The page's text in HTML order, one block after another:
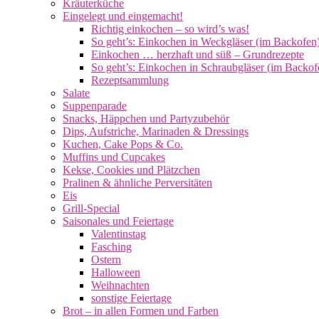
Kräuterküche
Eingelegt und eingemacht!
Richtig einkochen – so wird’s was!
So geht’s: Einkochen in Weckgläser (im
Einkochen … herzhaft und süß – Grundrezepte
So geht’s: Einkochen in Schraubgläser (im
Rezeptsammlung
Salate
Suppenparade
Snacks, Häppchen und Partyzubehör
Dips, Aufstriche, Marinaden & Dressings
Kuchen, Cake Pops & Co.
Muffins und Cupcakes
Kekse, Cookies und Plätzchen
Pralinen & ähnliche Perversitäten
Eis
Grill-Special
Saisonales und Feiertage
Valentinstag
Fasching
Ostern
Halloween
Weihnachten
sonstige Feiertage
Brot – in allen Formen und Farben